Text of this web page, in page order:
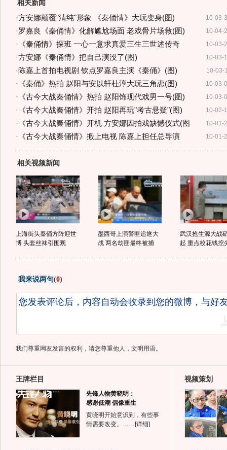
相关新闻
10-03-
·方安娜颠覆"清纯"形象 《秦俑情》大玩变身(图)
10-04-
·罗嘉良《秦俑情》化解尴尬场面 老戏骨片场救(图)
10-03-
· 《秦俑情》探班 一心一意求真爱三生三世述传奇
10-03-
·方安娜《秦俑情》把自己演没了(图)
10-03-
·陈嘉上首拍电视剧 钦点罗嘉良主演《秦俑》(图)
10-03-
· 《秦俑》热拍 赵阳与安以轩杜淳大玩三角恋(图)
10-03-
· 《古今大战秦俑情》热拍 赵阳饰现代戏男一号(图)
10-02-
· 《古今大战秦俑情》开拍 赵阳再玩"考古悬疑"(图)
10-01-
· 《古今大战秦俑情》开机 方安娜因拍戏缺憾仪式(图
10-01-
· 《古今大战秦俑情》搬上电视 陈嘉上担任总导演
相关视频新闻
上海街头秦俑方阵迎世
博 头套丝袜引围观
墨西哥上演警匪追逐大
战 两名劫匪最终被捕
武汉抢生源大战
起 重点校花钱挖
我来说两句(0)
我们尊重网友发言的权利，请您尊重他人，文明用语。
王牌栏目
先锋人物黄晓明：
感谢低潮 偶像重生
黄晓明开始意识到，有些事
情需要改变。…… [详细]
视频策划